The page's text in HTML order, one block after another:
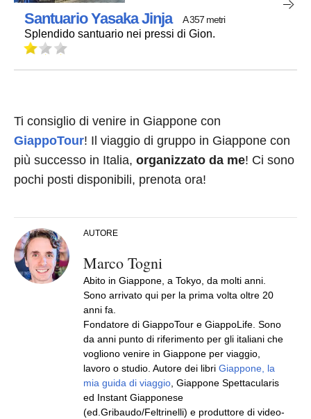
Santuario Yasaka Jinja A 357 metri
Splendido santuario nei pressi di Gion.
Ti consiglio di venire in Giappone con
GiappoTour! Il viaggio di gruppo in Giappone con
più successo in Italia, organizzato da me! Ci sono
pochi posti disponibili, prenota ora!
AUTORE
Marco Togni
Abito in Giappone, a Tokyo, da molti anni.
Sono arrivato qui per la prima volta oltre 20
anni fa.
Fondatore di GiappoTour e GiappoLife. Sono
da anni punto di riferimento per gli italiani che
vogliono venire in Giappone per viaggio,
lavoro o studio. Autore dei libri Giappone, la
mia guida di viaggio , Giappone Spettacularis
ed Instant Giapponese
(ed.Gribaudo/Feltrinelli) e produttore di video-